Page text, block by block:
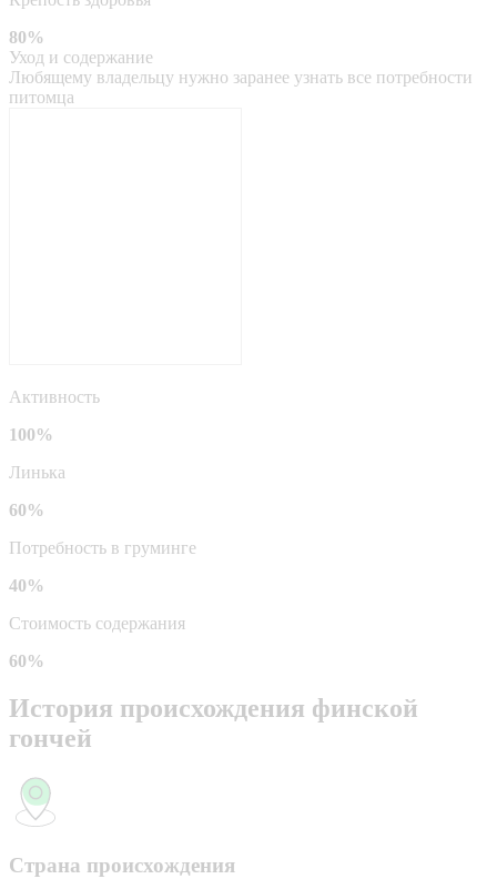
80%
Уход и содержание
Любящему владельцу нужно заранее узнать все потребности
питомца
Активность
100%
Линька
60%
Потребность в груминге
40%
Стоимость содержания
60%
История происхождения финской
гончей
Страна происхождения